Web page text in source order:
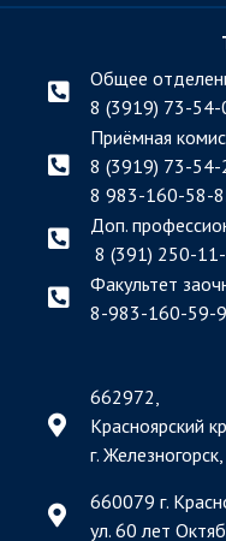
Общее
8 (3919) 73-54-
Приёмная
8 (3919) 73-54-
8 983-160-58-
Доп.
8 (391) 250-
Факультет
8-983-160-59-
662972,
Красноярский
г.
660079 г.
ул. 60 лет